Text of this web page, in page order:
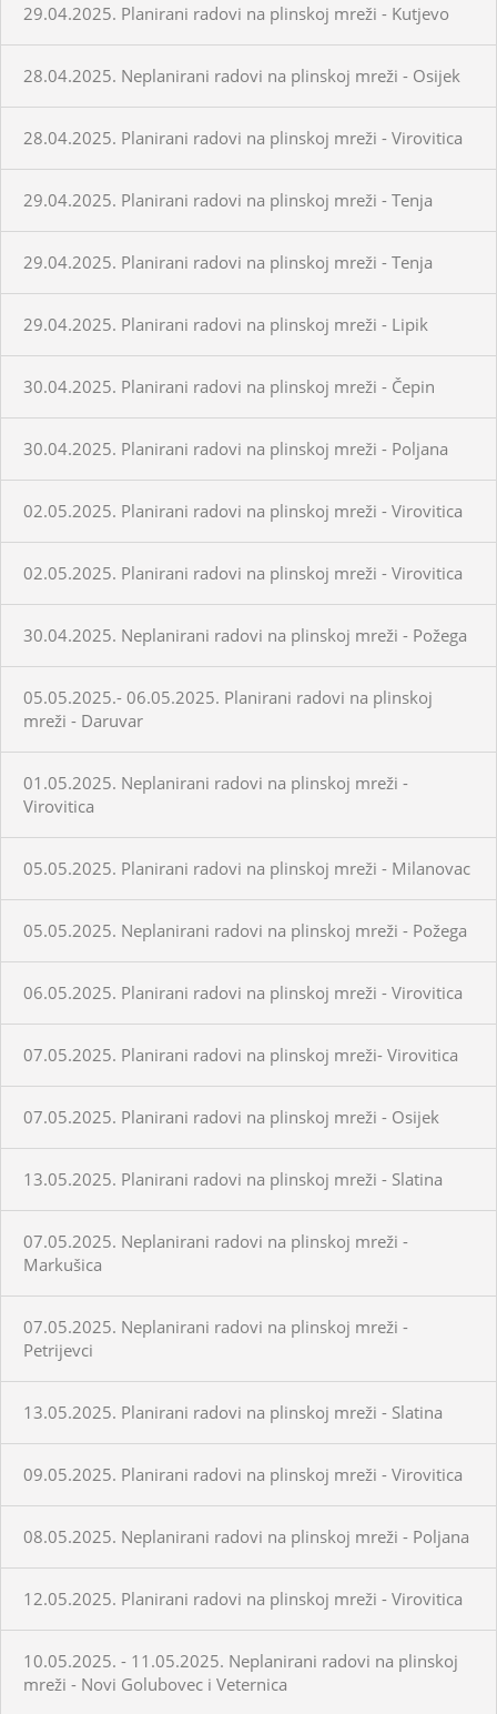
29.04.2025. Planirani radovi na plinskoj mreži - Kutjevo
28.04.2025. Neplanirani radovi na plinskoj mreži - Osijek
28.04.2025. Planirani radovi na plinskoj mreži - Virovitica
29.04.2025. Planirani radovi na plinskoj mreži - Tenja
29.04.2025. Planirani radovi na plinskoj mreži - Tenja
29.04.2025. Planirani radovi na plinskoj mreži - Lipik
30.04.2025. Planirani radovi na plinskoj mreži - Čepin
30.04.2025. Planirani radovi na plinskoj mreži - Poljana
02.05.2025. Planirani radovi na plinskoj mreži - Virovitica
02.05.2025. Planirani radovi na plinskoj mreži - Virovitica
30.04.2025. Neplanirani radovi na plinskoj mreži - Požega
05.05.2025.- 06.05.2025. Planirani radovi na plinskoj
mreži - Daruvar
01.05.2025. Neplanirani radovi na plinskoj mreži -
Virovitica
05.05.2025. Planirani radovi na plinskoj mreži - Milanovac
05.05.2025. Neplanirani radovi na plinskoj mreži - Požega
06.05.2025. Planirani radovi na plinskoj mreži - Virovitica
07.05.2025. Planirani radovi na plinskoj mreži- Virovitica
07.05.2025. Planirani radovi na plinskoj mreži - Osijek
13.05.2025. Planirani radovi na plinskoj mreži - Slatina
07.05.2025. Neplanirani radovi na plinskoj mreži -
Markušica
07.05.2025. Neplanirani radovi na plinskoj mreži -
Petrijevci
13.05.2025. Planirani radovi na plinskoj mreži - Slatina
09.05.2025. Planirani radovi na plinskoj mreži - Virovitica
08.05.2025. Neplanirani radovi na plinskoj mreži - Poljana
12.05.2025. Planirani radovi na plinskoj mreži - Virovitica
10.05.2025. - 11.05.2025. Neplanirani radovi na plinskoj
mreži - Novi Golubovec i Veternica